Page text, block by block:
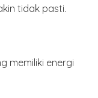
tidak pasti.
memiliki energi